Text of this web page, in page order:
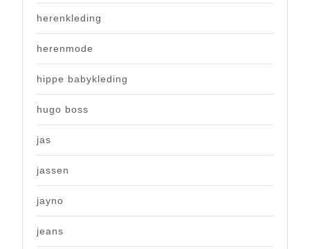
herenkleding
herenmode
hippe babykleding
hugo boss
jas
jassen
jayno
jeans